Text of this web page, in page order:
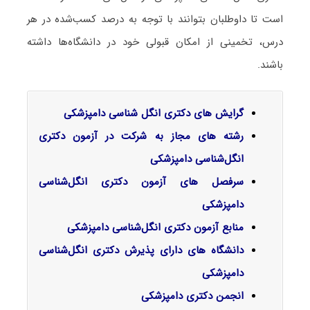
است تا داوطلبان بتوانند با توجه به درصد کسب‌شده در هر
درس، تخمینی از امکان قبولی خود در دانشگاه‌ها داشته
باشند.
گرایش‌ های دکتری انگل شناسی دامپزشکی
رشته های مجاز به شرکت در آزمون دکتری
انگل‌شناسی دامپزشکی
سرفصل‌ های آزمون دکتری انگل‌شناسی
دامپزشکی
منابع آزمون دکتری انگل‌شناسی دامپزشکی
دانشگاه های دارای پذیرش دکتری انگل‌شناسی
دامپزشکی
انجمن دکتری دامپزشکی